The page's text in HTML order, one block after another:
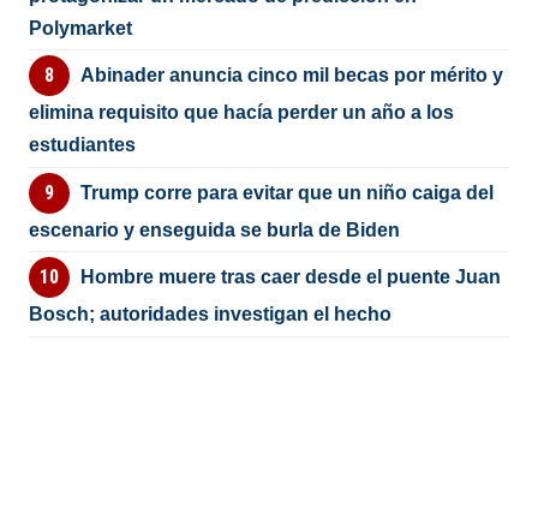
Polymarket
Abinader anuncia cinco mil becas por mérito y
elimina requisito que hacía perder un año a los
estudiantes
Trump corre para evitar que un niño caiga del
escenario y enseguida se burla de Biden
Hombre muere tras caer desde el puente Juan
Bosch; autoridades investigan el hecho